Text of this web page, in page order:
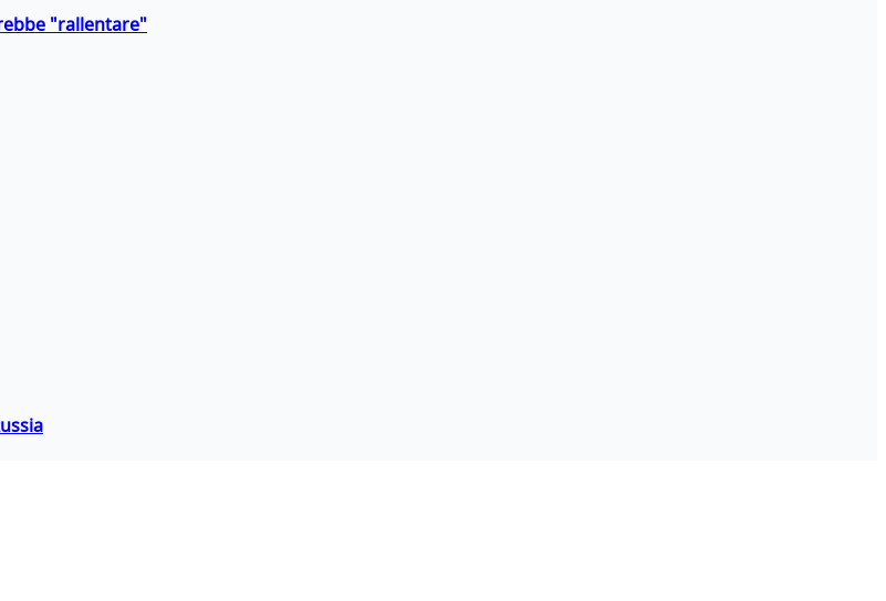
"rallentare"